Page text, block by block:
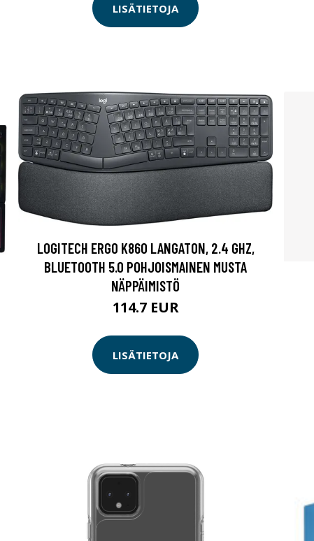
LISÄTIETOJA
LOGITECH ERGO K860 LANGATON, 2.4 GHZ,
BLUETOOTH 5.0 POHJOISMAINEN MUSTA
NÄPPÄIMISTÖ
114.7 EUR
LISÄTIETOJA